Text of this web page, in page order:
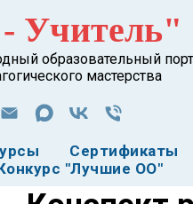
Учитель"
образовательный
мастерства
Сертификаты
"Лучшие ОО"